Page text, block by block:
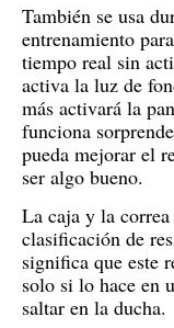
También se usa
entrenamiento
tiempo real sin
activa la luz de
más activará la
funciona
pueda mejorar el
ser algo bueno.
La caja y la
clasificación de
significa que este
solo si lo hace en
saltar en la ducha.